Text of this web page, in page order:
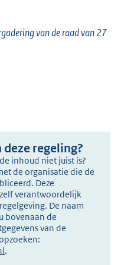
van de raad van 27
regeling?
inhoud niet juist is?
de organisatie die de
Deze
verantwoordelijk
De naam
bovenaan de
van de
.